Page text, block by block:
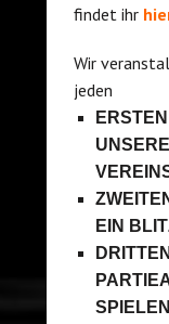
findet ihr
Wir
jeden
UNSERE
EIN
SPIELEN